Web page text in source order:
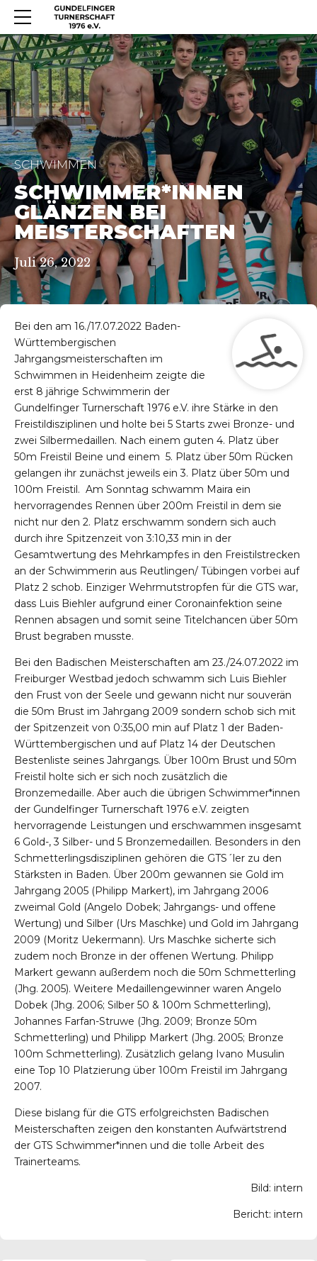
SCHWIMMEN
SCHWIMMER*INNEN
GLÄNZEN BEI
MEISTERSCHAFTEN
Juli 26, 2022
Bei den am 16./17.07.2022 Baden-
Württembergischen
Jahrgangsmeisterschaften im
Schwimmen in Heidenheim zeigte die
erst 8 jährige Schwimmerin der
Gundelfinger Turnerschaft 1976 e.V. ihre Stärke in den
Freistildisziplinen und holte bei 5 Starts zwei Bronze- und
zwei Silbermedaillen. Nach einem guten 4. Platz über
50m Freistil Beine und einem 5. Platz über 50m Rücken
gelangen ihr zunächst jeweils ein 3. Platz über 50m und
100m Freistil. Am Sonntag schwamm Maira ein
hervorragendes Rennen über 200m Freistil in dem sie
nicht nur den 2. Platz erschwamm sondern sich auch
durch ihre Spitzenzeit von 3:10,33 min in der
Gesamtwertung des Mehrkampfes in den Freistilstrecken
an der Schwimmerin aus Reutlingen/ Tübingen vorbei auf
Platz 2 schob. Einziger Wehrmutstropfen für die GTS war,
dass Luis Biehler aufgrund einer Coronainfektion seine
Rennen absagen und somit seine Titelchancen über 50m
Brust begraben musste.
Bei den Badischen Meisterschaften am 23./24.07.2022 im
Freiburger Westbad jedoch schwamm sich Luis Biehler
den Frust von der Seele und gewann nicht nur souverän
die 50m Brust im Jahrgang 2009 sondern schob sich mit
der Spitzenzeit von 0:35,00 min auf Platz 1 der Baden-
Württembergischen und auf Platz 14 der Deutschen
Bestenliste seines Jahrgangs. Über 100m Brust und 50m
Freistil holte sich er sich noch zusätzlich die
Bronzemedaille. Aber auch die übrigen Schwimmer*innen
der Gundelfinger Turnerschaft 1976 e.V. zeigten
hervorragende Leistungen und erschwammen insgesamt
6 Gold-, 3 Silber- und 5 Bronzemedaillen. Besonders in den
Schmetterlingsdisziplinen gehören die GTS´ler zu den
Stärksten in Baden. Über 200m gewannen sie Gold im
Jahrgang 2005 (Philipp Markert), im Jahrgang 2006
zweimal Gold (Angelo Dobek; Jahrgangs- und offene
Wertung) und Silber (Urs Maschke) und Gold im Jahrgang
2009 (Moritz Uekermann). Urs Maschke sicherte sich
zudem noch Bronze in der offenen Wertung. Philipp
Markert gewann außerdem noch die 50m Schmetterling
(Jhg. 2005). Weitere Medaillengewinner waren Angelo
Dobek (Jhg. 2006; Silber 50 & 100m Schmetterling),
Johannes Farfan-Struwe (Jhg. 2009; Bronze 50m
Schmetterling) und Philipp Markert (Jhg. 2005; Bronze
100m Schmetterling). Zusätzlich gelang Ivano Musulin
eine Top 10 Platzierung über 100m Freistil im Jahrgang
2007.
Diese bislang für die GTS erfolgreichsten Badischen
Meisterschaften zeigen den konstanten Aufwärtstrend
der GTS Schwimmer*innen und die tolle Arbeit des
Trainerteams.
Bild: intern
Bericht: intern